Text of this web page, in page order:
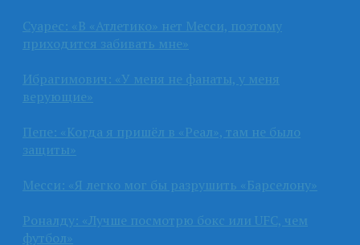
Суарес: «В «Атлетико» нет Месси, поэтому
приходится забивать мне»
Ибрагимович: «У меня не фанаты, у меня
верующие»
Пепе: «Когда я пришёл в «Реал», там не было
защиты»
Месси: «Я легко мог бы разрушить «Барселону»
Роналду: «Лучше посмотрю бокс или UFC, чем
футбол»